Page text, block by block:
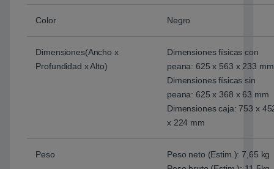
Color Negro
Dimensiones(Ancho x
Profundidad x Alto)
Dimensiones físicas con
peana: 625 x 563 x 233 mm
Dimensiones físicas sin
peana: 625 x 368 x 63 mm
Dimensiones caja: 753 x
x 224 mm
Peso
Peso neto (Estim.): 7,65 kg